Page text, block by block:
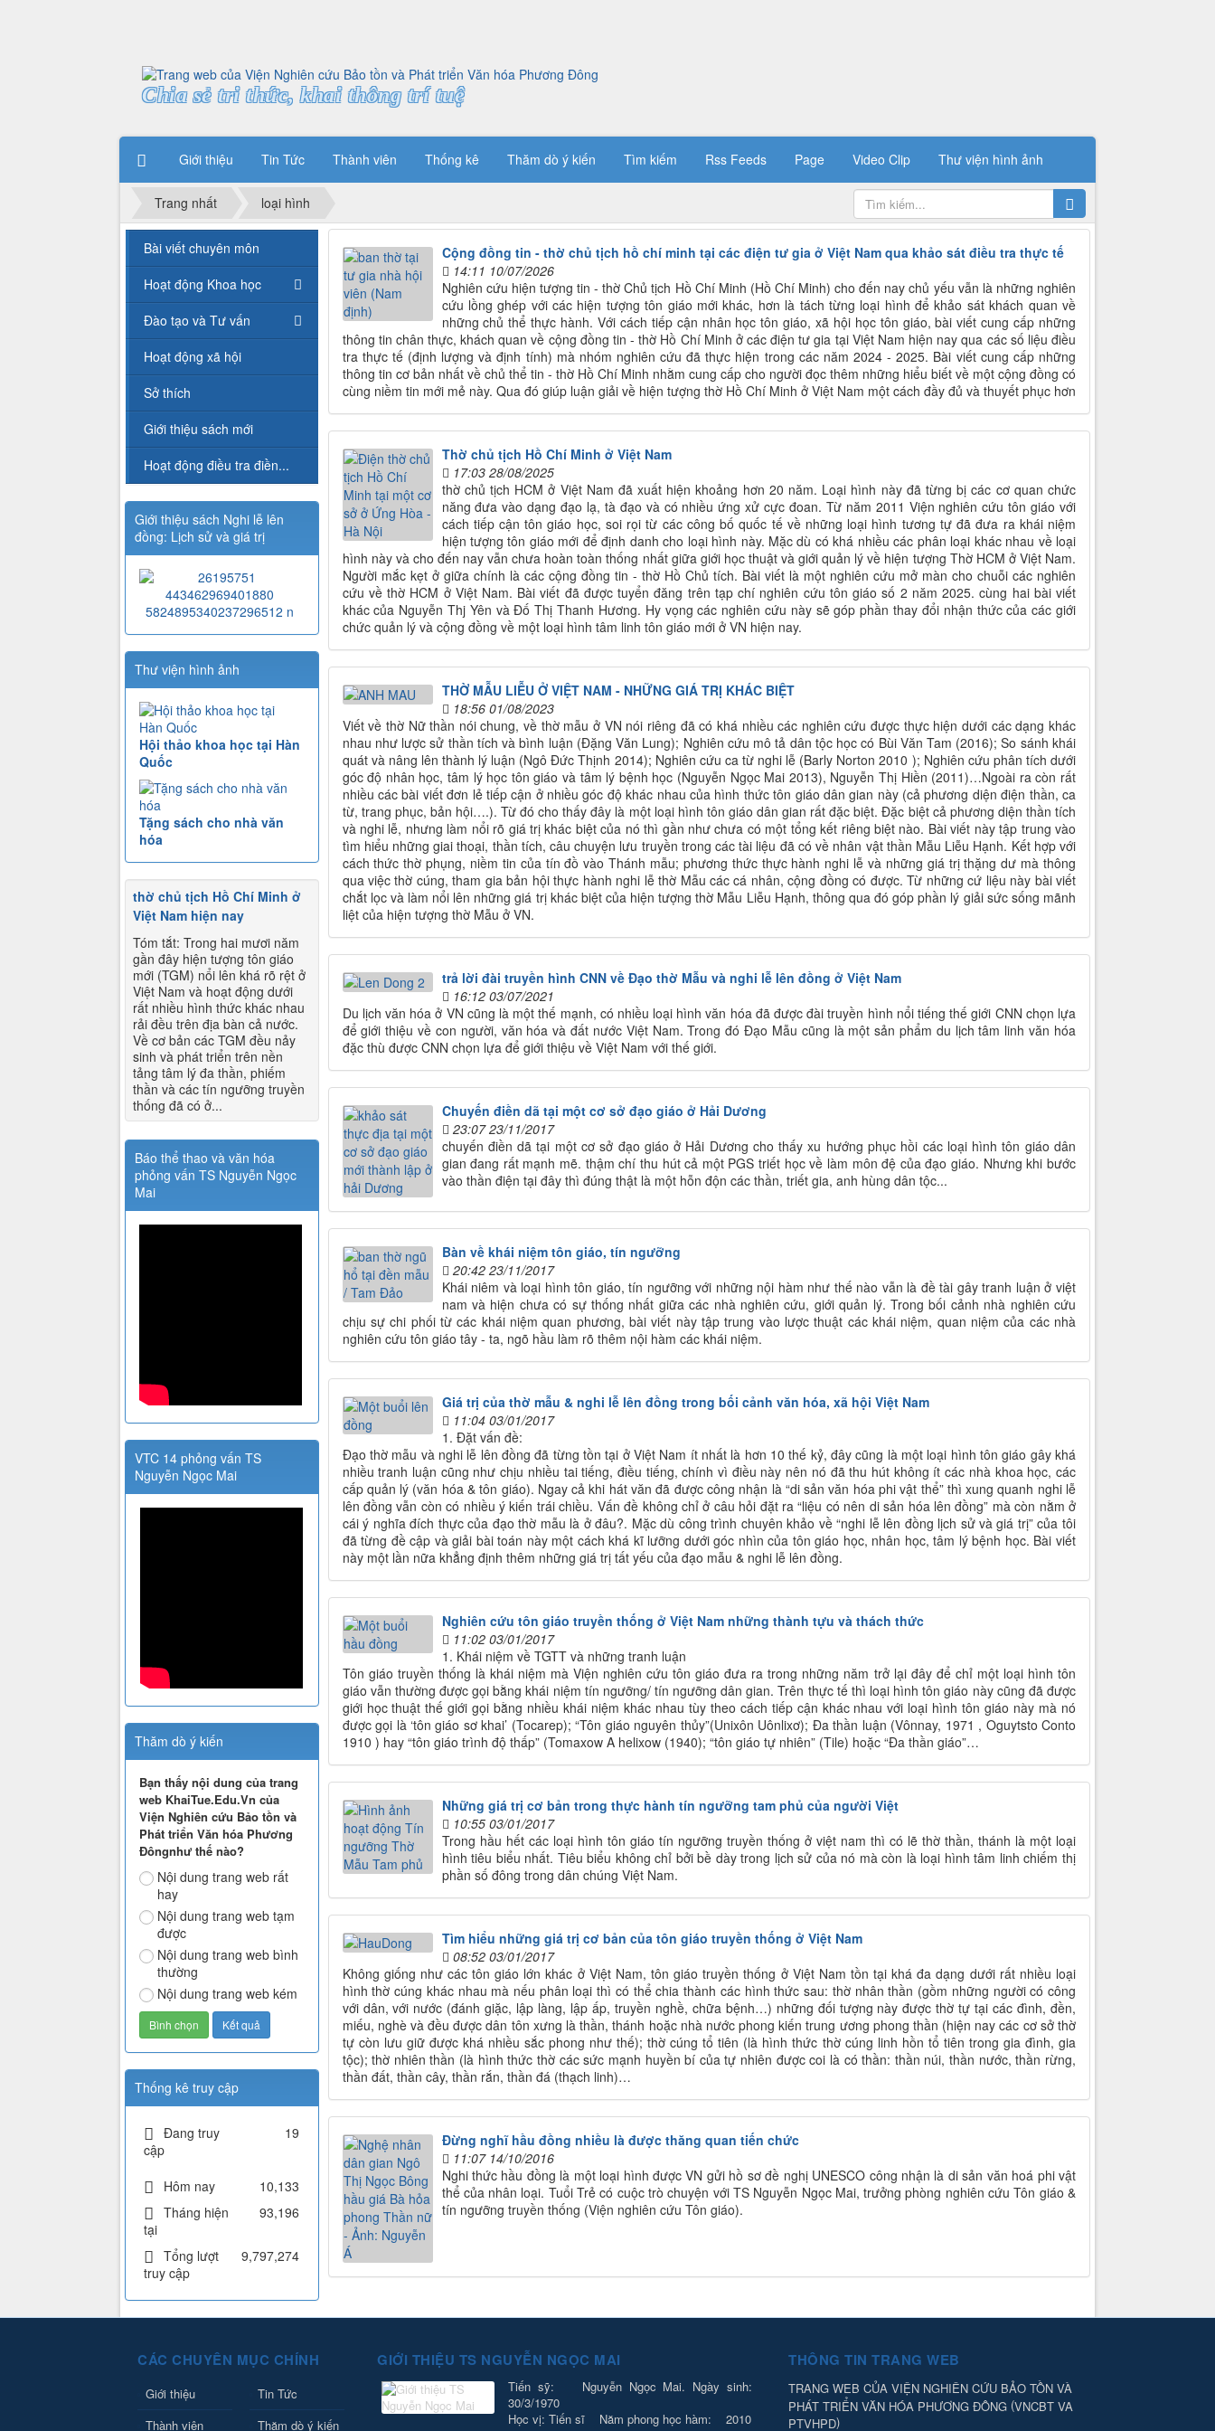
Chia sẻ tri thức, khai thông trí tuệ
Giới thiệu Tin Tức Thành viên Thống kê Thăm dò ý kiến Tìm kiếm Rss Feeds Page Video Clip Thư viện hình ảnh
Trang nhất loại hình
Cộng đồng tin - thờ chủ tịch hồ chí minh tại các điện tư gia ở Việt Nam qua khảo sát điều tra thực tế
14:11 10/07/2026
Nghiên cứu hiện tượng tin - thờ Chủ tịch Hồ Chí Minh (Hồ Chí Minh) cho đến nay chủ yếu vẫn là những nghiên
cứu lồng ghép với các hiện tượng tôn giáo mới khác, hơn là tách từng loại hình để khảo sát khách quan về
những chủ thể thực hành. Với cách tiếp cận nhân học tôn giáo, xã hội học tôn giáo, bài viết cung cấp những
thông tin chân thực, khách quan về cộng đồng tin - thờ Hồ Chí Minh ở các điện tư gia tại Việt Nam hiện nay qua các số liệu điều
tra thực tế (định lượng và định tính) mà nhóm nghiên cứu đã thực hiện trong các năm 2024 - 2025. Bài viết cung cấp những
thông tin cơ bản nhất về chủ thể tin - thờ Hồ Chí Minh nhằm cung cấp cho người đọc thêm những hiểu biết về một cộng đồng có
cùng niềm tin mới mẻ này. Qua đó giúp luận giải về hiện tượng thờ Hồ Chí Minh ở Việt Nam một cách đầy đủ và thuyết phục hơn
Thờ chủ tịch Hồ Chí Minh ở Việt Nam
17:03 28/08/2025
thờ chủ tịch HCM ở Việt Nam đã xuất hiện khoảng hơn 20 năm. Loại hình này đã từng bị các cơ quan chức
năng đưa vào dạng đạo lạ, tà đạo và có nhiều ứng xử cực đoan. Từ năm 2011 Viện nghiên cứu tôn giáo với
cách tiếp cận tôn giáo học, soi rọi từ các công bố quốc tế về những loại hình tương tự đã đưa ra khái niệm
hiện tượng tôn giáo mới để định danh cho loại hình này. Mặc dù có khá nhiều các phân loại khác nhau về loại
hình này và cho đến nay vẫn chưa hoàn toàn thống nhất giữa giới học thuật và giới quản lý về hiện tượng Thờ HCM ở Việt Nam.
Người mắc kẹt ở giữa chính là các cộng đồng tin - thờ Hồ Chủ tích. Bài viết là một nghiên cứu mở màn cho chuỗi các nghiên
cứu về thờ HCM ở Việt Nam. Bài viết đã được tuyển đăng trên tạp chí nghiên cứu tôn giáo số 2 năm 2025. cùng hai bài viết
khác của Nguyễn Thj Yên và Đố Thị Thanh Hương. Hy vọng các nghiên cứu này sẽ góp phần thay đổi nhận thức của các giới
chức quản lý và cộng đồng về một loại hình tâm linh tôn giáo mới ở VN hiện nay.
THỜ MẪU LIỄU Ở VIỆT NAM - NHỮNG GIÁ TRỊ KHÁC BIỆT
18:56 01/08/2023
Viết về thờ Nữ thần nói chung, về thờ mẫu ở VN nói riêng đã có khá nhiều các nghiên cứu được thực hiện dưới các dạng khác
nhau như lược sử thần tích và bình luận (Đặng Văn Lung); Nghiên cứu mô tả dân tộc học có Bùi Văn Tam (2016); So sánh khái
quát và nâng lên thành lý luận (Ngô Đức Thịnh 2014); Nghiên cứu ca từ nghi lễ (Barly Norton 2010 ); Nghiên cứu phân tích dưới
góc độ nhân học, tâm lý học tôn giáo và tâm lý bệnh học (Nguyễn Ngọc Mai 2013), Nguyễn Thị Hiền (2011)…Ngoài ra còn rất
nhiều các bài viết đơn lẻ tiếp cận ở nhiều góc độ khác nhau của hình thức tôn giáo dân gian này (cả phương diện điện thần, ca
từ, trang phục, bản hội….). Từ đó cho thấy đây là một loại hình tôn giáo dân gian rất đặc biệt. Đặc biệt cả phương diện thần tích
và nghi lễ, nhưng làm nổi rõ giá trị khác biệt của nó thì gần như chưa có một tổng kết riêng biệt nào. Bài viết này tập trung vào
tìm hiểu những giai thoại, thần tích, câu chuyện lưu truyền trong các tài liệu đã có về nhân vật thần Mẫu Liễu Hạnh. Kết hợp với
cách thức thờ phụng, niềm tin của tín đồ vào Thánh mẫu; phương thức thực hành nghi lễ và những giá trị thặng dư mà thông
qua việc thờ cúng, tham gia bản hội thực hành nghi lễ thờ Mẫu các cá nhân, cộng đồng có được. Từ những cứ liệu này bài viết
chắt lọc và làm nổi lên những giá trị khác biệt của hiện tượng thờ Mẫu Liễu Hạnh, thông qua đó góp phần lý giải sức sống mãnh
liệt của hiện tượng thờ Mẫu ở VN.
trả lời đài truyền hình CNN về Đạo thờ Mẫu và nghi lễ lên đồng ở Việt Nam
16:12 03/07/2021
Du lịch văn hóa ở VN cũng là một thế mạnh, có nhiều loại hình văn hóa đã được đài truyền hình nổi tiếng thế giới CNN chọn lựa
để giới thiệu về con người, văn hóa và đất nước Việt Nam. Trong đó Đạo Mẫu cũng là một sản phẩm du lịch tâm linh văn hóa
đặc thù được CNN chọn lựa để giới thiệu về Việt Nam với thế giới.
Chuyến điền dã tại một cơ sở đạo giáo ở Hải Dương
23:07 23/11/2017
chuyến điền dã tại một cơ sở đạo giáo ở Hải Dương cho thấy xu hướng phục hồi các loại hình tôn giáo dân
gian đang rất mạnh mẽ. thậm chí thu hút cả một PGS triết học về làm môn đệ của đạo giáo. Nhưng khi bước
vào thần điện tại đây thì đúng thật là một hỗn độn các thần, triết gia, anh hùng dân tộc...
Bàn về khái niệm tôn giáo, tín ngưỡng
20:42 23/11/2017
Khái niêm và loại hình tôn giáo, tín ngưỡng với những nội hàm như thế nào vẫn là đề tài gây tranh luận ở việt
nam và hiện chưa có sự thống nhất giữa các nhà nghiên cứu, giới quản lý. Trong bối cảnh nhà nghiên cứu
chịu sự chi phối từ các khái niệm quan phương, bài viết này tập trung vào lược thuật các khái niệm, quan niệm của các nhà
nghiên cứu tôn giáo tây - ta, ngõ hầu làm rõ thêm nội hàm các khái niệm.
Giá trị của thờ mẫu & nghi lễ lên đồng trong bối cảnh văn hóa, xã hội Việt Nam
11:04 03/01/2017
1. Đặt vấn đề:
Đạo thờ mẫu và nghi lễ lên đồng đã từng tồn tại ở Việt Nam ít nhất là hơn 10 thế kỷ, đây cũng là một loại hình tôn giáo gây khá
nhiều tranh luận cũng như chịu nhiều tai tiếng, điều tiếng, chính vì điều này nên nó đã thu hút không ít các nhà khoa học, các
cấp quản lý (văn hóa & tôn giáo). Ngay cả khi hát văn đã được công nhận là “di sản văn hóa phi vật thể” thì xung quanh nghi lễ
lên đồng vẫn còn có nhiều ý kiến trái chiều. Vấn đề không chỉ ở câu hỏi đặt ra “liệu có nên di sản hóa lên đồng” mà còn nằm ở
cái ý nghĩa đích thực của đạo thờ mẫu là ở đâu?. Mặc dù công trình chuyên khảo về “nghi lễ lên đồng lịch sử và giá trị” của tôi
đã từng đề cập và giải bài toán này một cách khá kĩ lưỡng dưới góc nhìn của tôn giáo học, nhân học, tâm lý bệnh học. Bài viết
này một lần nữa khẳng định thêm những giá trị tất yếu của đạo mẫu & nghi lễ lên đồng.
Nghiên cứu tôn giáo truyền thống ở Việt Nam những thành tựu và thách thức
11:02 03/01/2017
1. Khái niệm về TGTT và những tranh luận
Tôn giáo truyền thống là khái niệm mà Viện nghiên cứu tôn giáo đưa ra trong những năm trở lại đây để chỉ một loại hình tôn
giáo vẫn thường được gọi bằng khái niệm tín ngưỡng/ tín ngưỡng dân gian. Trên thực tế thì loại hình tôn giáo này cũng đã được
giới học thuật thế giới gọi bằng nhiều khái niệm khác nhau tùy theo cách tiếp cận khác nhau với loại hình tôn giáo này mà nó
được gọi là ‘tôn giáo sơ khai’ (Tocarep); “Tôn giáo nguyên thủy”(Unixôn Uônlixơ); Đa thần luận (Vônnay, 1971 , Oguytsto Conto
1910 ) hay “tôn giáo trình độ thấp” (Tomaxow A helixow (1940); “tôn giáo tự nhiên” (Tile) hoặc “Đa thần giáo”…
Những giá trị cơ bản trong thực hành tín ngưỡng tam phủ của người Việt
10:55 03/01/2017
Trong hầu hết các loại hình tôn giáo tín ngưỡng truyền thống ở việt nam thì có lẽ thờ thần, thánh là một loại
hình tiêu biểu nhất. Tiêu biểu không chỉ bởi bề dày trong lịch sử của nó mà còn là loại hình tâm linh chiếm thị
phần số đông trong dân chúng Việt Nam.
Tìm hiểu những giá trị cơ bản của tôn giáo truyền thống ở Việt Nam
08:52 03/01/2017
Không giống như các tôn giáo lớn khác ở Việt Nam, tôn giáo truyền thống ở Việt Nam tồn tại khá đa dạng dưới rất nhiều loại
hình thờ cúng khác nhau mà nếu phân loại thì có thể chia thành các hình thức sau: thờ nhân thần (gồm những người có công
với dân, với nước (đánh giặc, lập làng, lập ấp, truyền nghề, chữa bệnh…) những đối tượng này được thờ tự tại các đình, đền,
miếu, nghè và đều được dân tôn xưng là thần, thánh hoặc nhà nước phong kiến trung ương phong thần (hiện nay các cơ sở thờ
tự còn lưu giữ được khá nhiều sắc phong như thế); thờ cúng tổ tiên (là hình thức thờ cúng linh hồn tổ tiên trong gia đình, gia
tộc); thờ nhiên thần (là hình thức thờ các sức mạnh huyền bí của tự nhiên được coi là có thần: thần núi, thần nước, thần rừng,
thần đất, thần cây, thần rắn, thần đá (thạch linh)…
Đừng nghĩ hầu đồng nhiều là được thăng quan tiến chức
11:07 14/10/2016
Nghi thức hầu đồng là một loại hình được VN gửi hồ sơ đề nghị UNESCO công nhận là di sản văn hoá phi vật
thể của nhân loại. Tuổi Trẻ có cuộc trò chuyện với TS Nguyễn Ngọc Mai, trưởng phòng nghiên cứu Tôn giáo &
tín ngưỡng truyền thống (Viện nghiên cứu Tôn giáo).
Bài viết chuyên môn
Hoạt động Khoa học
Đào tạo và Tư vấn
Hoạt động xã hội
Sở thích
Giới thiệu sách mới
Hoạt động điều tra điền...
Giới thiệu sách Nghi lễ lên
đồng: Lịch sử và giá trị
Thư viện hình ảnh
Hội thảo khoa học tại Hàn
Quốc
Tặng sách cho nhà văn
hóa
thờ chủ tịch Hồ Chí Minh ở
Việt Nam hiện nay
Tóm tắt: Trong hai mươi năm
gần đây hiện tượng tôn giáo
mới (TGM) nổi lên khá rõ rệt ở
Việt Nam và hoạt động dưới
rất nhiều hình thức khác nhau
rải đều trên địa bàn cả nước.
Về cơ bản các TGM đều nảy
sinh và phát triển trên nền
tảng tâm lý đa thần, phiếm
thần và các tín ngưỡng truyền
thống đã có ở...
Báo thể thao và văn hóa
phỏng vấn TS Nguyễn Ngọc
Mai
VTC 14 phỏng vấn TS
Nguyễn Ngọc Mai
Thăm dò ý kiến
Bạn thấy nội dung của trang
web KhaiTue.Edu.Vn của
Viện Nghiên cứu Bảo tồn và
Phát triển Văn hóa Phương
Đôngnhư thế nào?
Nội dung trang web rất
hay
Nội dung trang web tạm
được
Nội dung trang web bình
thường
Nội dung trang web kém
Thống kê truy cập
Đang truy
cập
19
Hôm nay
10,133
Tháng hiện
tại
93,196
Tổng lượt
truy cập
9,797,274
CÁC CHUYÊN MỤC CHÍNH
Giới thiệu
Tin Tức
Thành viên
Thăm dò ý kiến
GIỚI THIỆU TS NGUYỄN NGỌC MAI
Tiến sỹ: Nguyễn Ngọc Mai. Ngày sinh:
30/3/1970
Học vị: Tiến sĩ Năm phong học hàm: 2010
THÔNG TIN TRANG WEB
TRANG WEB CỦA VIỆN NGHIÊN CỨU BẢO TỒN VÀ
PHÁT TRIỂN VĂN HÓA PHƯƠNG ĐÔNG (VNCBT VA
PTVHPD)